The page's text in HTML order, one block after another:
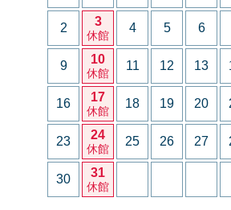
2 3
休館
4 5 6
9 10
休館
11 12 13
16 17
休館
18 19 20
23 24
休館
25 26 27
30 31
休館